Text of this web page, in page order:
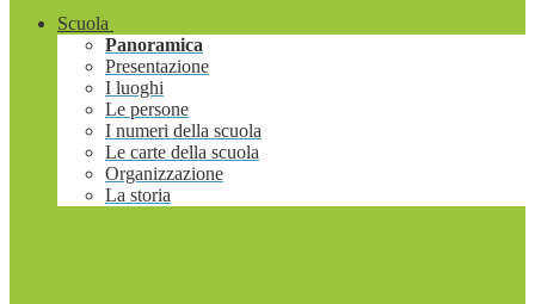
Scuola
Panoramica
Presentazione
I luoghi
Le persone
I numeri della scuola
Le carte della scuola
Organizzazione
La storia